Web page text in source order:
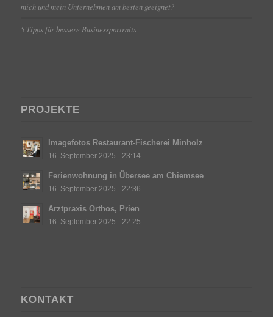
mich und mein Unternehmen am besten geeignet?
5 Tipps für bessere Businessportraits
PROJEKTE
Imagefotos Restaurant-Fischerei Minholz
16. September 2025 - 23:14
Ferienwohnung in Übersee am Chiemsee
16. September 2025 - 22:36
Arztpraxis Orthos, Prien
16. September 2025 - 22:25
KONTAKT